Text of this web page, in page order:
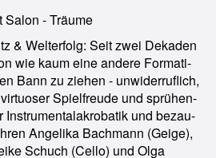
Salon - Träume
& Welterfolg: Seit zwei Dekaden
wie kaum eine andere Formati-
Bann zu ziehen - unwiderruflich,
Spielfreude und sprühen-
Instrumentalakrobatik und bezau-
Angelika Bachmann (Geige),
Schuch (Cello) und Olga